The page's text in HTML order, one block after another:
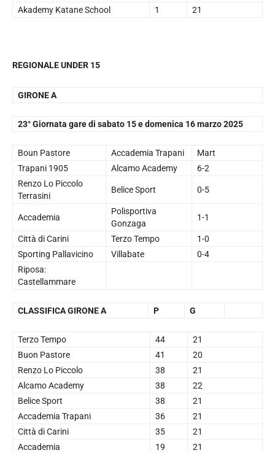
Akademy Katane School
1 21
REGIONALE UNDER 15
GIRONE A
23° Giornata gare di sabato 15 e domenica 16 marzo 2025
Boun Pastore Accademia Trapani
Mart
Trapani 1905
Alcamo Academy
6-2
Renzo Lo Piccolo
Terrasini
Belice Sport 0-5
Accademia
Polisportiva
Gonzaga
1-1
Città di Carini Terzo Tempo
1-0
Sporting Pallavicino
Villabate
0-4
Riposa:
Castellammare
CLASSIFICA GIRONE A P G
Terzo Tempo 44
21
Buon Pastore
41
20
Renzo Lo Piccolo
38
21
Alcamo Academy
38
22
Belice Sport
38
21
Accademia Trapani
36
21
Città di Carini
35
21
Accademia
19
21